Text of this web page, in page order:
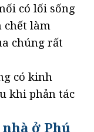
có lối sống
chết làm
chúng rất
có kinh
khi phản tác
ở Phú